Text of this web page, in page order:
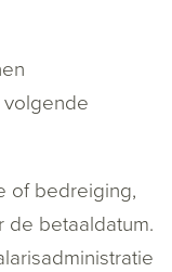
of bedreiging,
de betaaldatum.